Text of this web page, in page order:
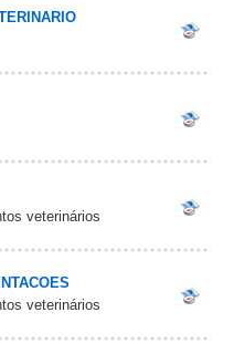
veterinários
veterinários